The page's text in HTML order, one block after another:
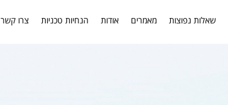
שאלות נפוצות מאמרים אודות הנחיות טכניות צרו קשר